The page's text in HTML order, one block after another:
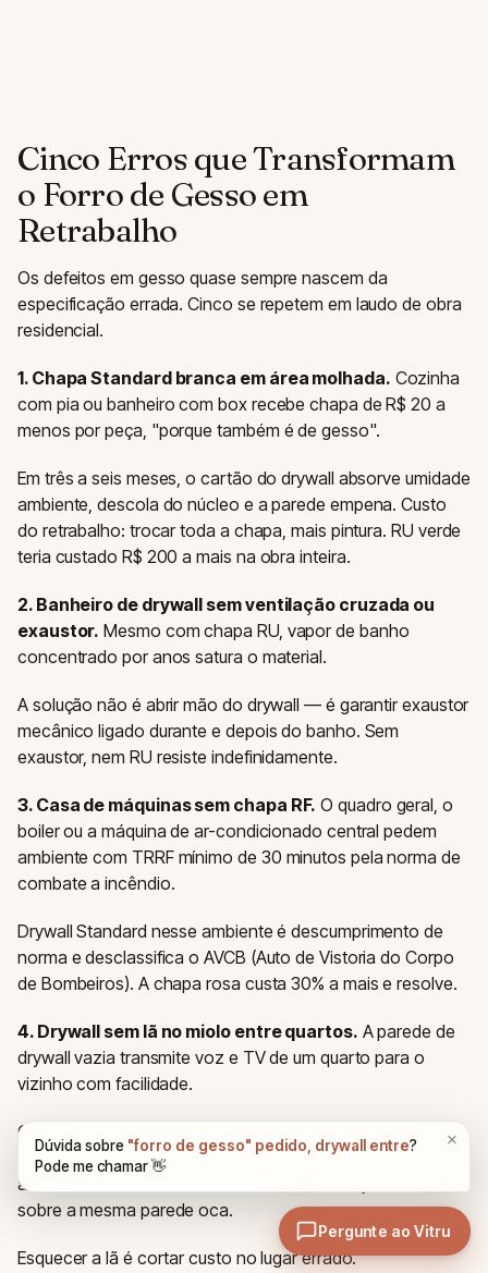
Cinco Erros que Transformam
o Forro de Gesso em
Retrabalho
Os defeitos em gesso quase sempre nascem da
especificação errada. Cinco se repetem em laudo de obra
residencial.
1. Chapa Standard branca em área molhada. Cozinha
com pia ou banheiro com box recebe chapa de R$ 20 a
menos por peça, "porque também é de gesso".
Em três a seis meses, o cartão do drywall absorve umidade
ambiente, descola do núcleo e a parede empena. Custo
do retrabalho: trocar toda a chapa, mais pintura. RU verde
teria custado R$ 200 a mais na obra inteira.
2. Banheiro de drywall sem ventilação cruzada ou
exaustor. Mesmo com chapa RU, vapor de banho
concentrado por anos satura o material.
A solução não é abrir mão do drywall — é garantir exaustor
mecânico ligado durante e depois do banho. Sem
exaustor, nem RU resiste indefinidamente.
3. Casa de máquinas sem chapa RF. O quadro geral, o
boiler ou a máquina de ar-condicionado central pedem
ambiente com TRRF mínimo de 30 minutos pela norma de
combate a incêndio.
Drywall Standard nesse ambiente é descumprimento de
norma e desclassifica o AVCB (Auto de Vistoria do Corpo
de Bombeiros). A chapa rosa custa 30% a mais e resolve.
4. Drywall sem lã no miolo entre quartos. A parede de
drywall vazia transmite voz e TV de um quarto para o
vizinho com facilidade.
O custo da lã de rocha ou lã de vidro de 50 mm é baixo, e
o ganho acústico é imediato — preencher a cavidade
adiciona cerca de 6 a 8 dB de índice de redução sonora
sobre a mesma parede oca.
Esquecer a lã é cortar custo no lugar errado.